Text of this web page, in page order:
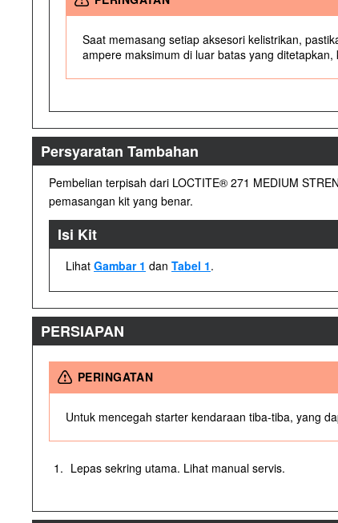
Saat memasang setiap aksesori kelistrikan,
ampere maksimum di luar batas yang
Persyaratan Tambahan
Pembelian terpisah dari LOCTITE® 271 MEDIUM
pemasangan kit yang benar.
Isi Kit
Lihat Gambar 1 dan Tabel 1.
PERSIAPAN
PERINGATAN
Untuk mencegah starter kendaraan tiba-tiba, yang
1. Lepas sekring utama. Lihat manual servis.